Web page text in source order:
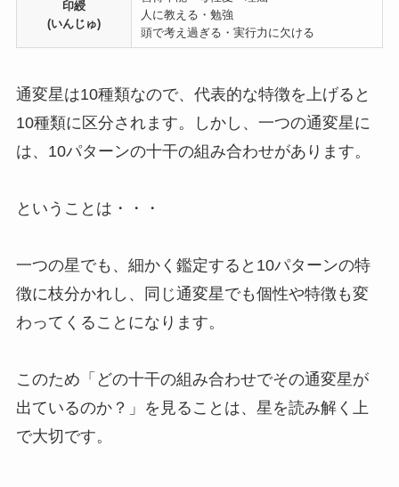
印綬
(いんじゅ)
人に教える・勉強
頭で考え過ぎる・実行力に欠ける
通変星は10種類なので、代表的な特徴を上げると
10種類に区分されます。しかし、一つの通変星に
は、10パターンの十干の組み合わせがあります。
ということは・・・
一つの星でも、細かく鑑定すると10パターンの特
徴に枝分かれし、同じ通変星でも個性や特徴も変
わってくることになります。
このため 「どの十干の組み合わせでその通変星が
出ているのか？」 を見ることは、星を読み解く上
で大切です。